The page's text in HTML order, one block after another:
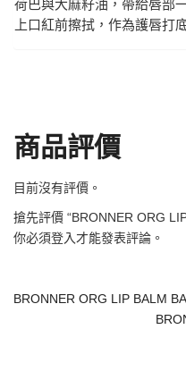
荷巴與大麻籽油，帶給唇部
上口紅前擦拭，作為護唇打
商品評價
目前沒有評價。
搶先評價 “BRONNER ORG
你必須登入才能發表評論。
BRONNER ORG LIP BALM